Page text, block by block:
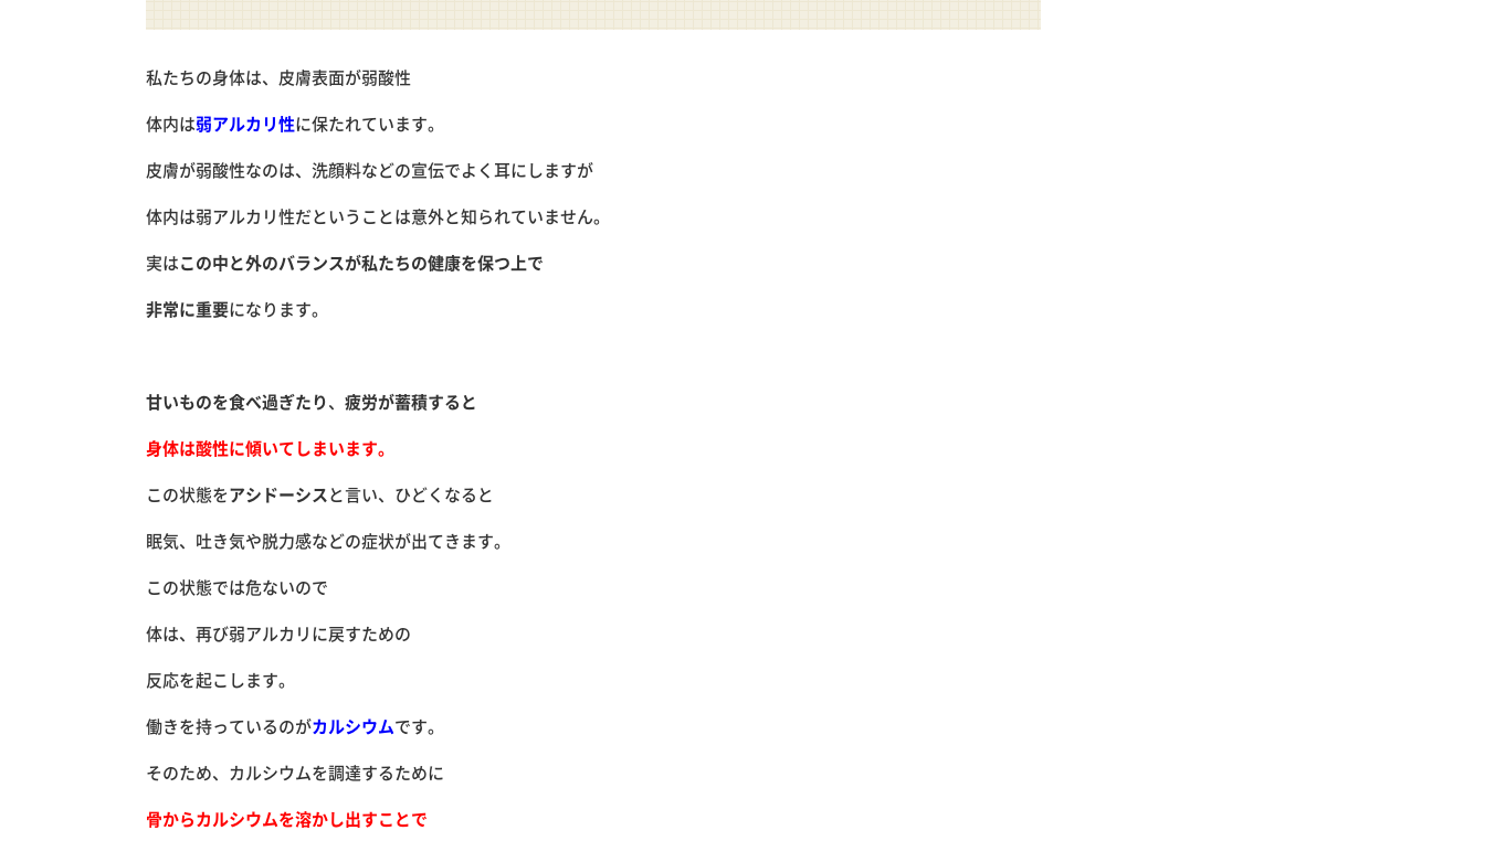
私たちの身体は、皮膚表面が弱酸性
体内は弱アルカリ性に保たれています。
皮膚が弱酸性なのは、洗顔料などの宣伝でよく耳にしますが
体内は弱アルカリ性だということは意外と知られていません。
実はこの中と外のバランスが私たちの健康を保つ上で
非常に重要になります。
甘いものを食べ過ぎたり、 疲労が蓄積すると
身体は酸性に傾いてしまいます。
この状態をアシドーシスと言い、ひどくなると
眠気、吐き気や脱力感などの症状が出てきます。
この状態では危ないので
体は、再び弱アルカリに戻すための
反応を起こします。
働きを持っているのがカルシウムです。
そのため、カルシウムを調達するために
骨からカルシウムを溶かし出すことで